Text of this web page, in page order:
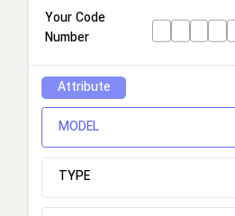
Your Code
Number
Attribute
MODEL
TYPE